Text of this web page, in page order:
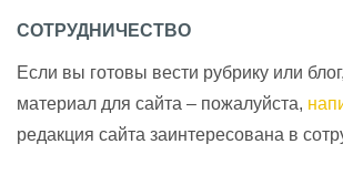
СОТРУДНИЧЕСТВО
Если вы готовы вести рубрику или
материал для сайта – пожалуйста,
редакция сайта заинтересована в